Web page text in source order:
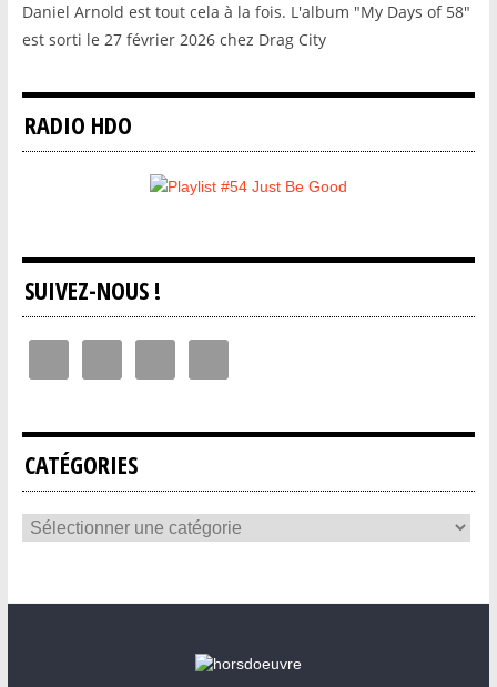
Daniel Arnold est tout cela à la fois. L'album "My Days of 58"
est sorti le 27 février 2026 chez Drag City
RADIO HDO
SUIVEZ-NOUS !
CATÉGORIES